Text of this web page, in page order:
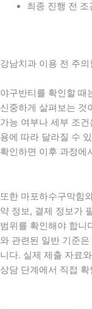
최종 진행 전 조
강남치과 이용 전 주
야구반티를 확인할 때
신중하게 살펴보는 것
가능 여부나 세부 조
용에 따라 달라질 수
확인하면 이후 과정에
또한 마포하수구막힘
약 정보, 결제 정보가
범위를 확인해야 합니
와 관련된 일반 기준은
니다. 실제 제출 자료
상담 단계에서 직접